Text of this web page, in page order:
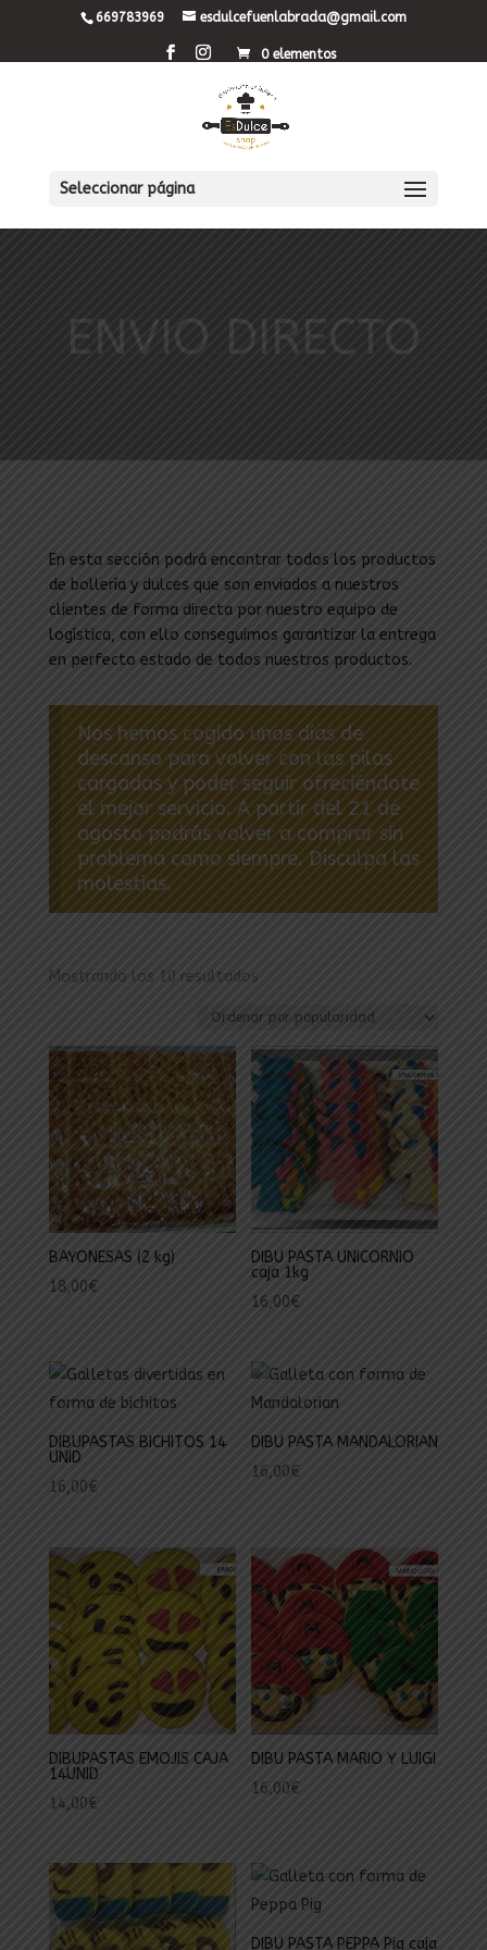
669783969 esdulcefuenlabrada@gmail.com
0 elementos
Seleccionar página
ENVIO DIRECTO
En esta sección podrá encontrar todos los productos
de bollería y dulces que son enviados a nuestros
clientes de forma directa por nuestro equipo de
logística, con ello conseguimos garantizar la entrega
en perfecto estado de todos nuestros productos.
Nos hemos cogido unos días de
descanso para volver con las pilas
cargadas y poder seguir ofreciéndote
el mejor servicio. A partir del 21 de
agosto podrás volver a comprar sin
problema como siempre. Disculpa las
molestias.
Mostrando los 10 resultadosOrdenado
popularidad
BAYONESAS (2 kg)
18,00€
DIBU PASTA UNICORNIO
caja 1kg
16,00€
DIBUPASTAS BICHITOS 14
UNID
16,00€
DIBU PASTA MANDALORIAN
16,00€
DIBUPASTAS EMOJIS CAJA
14UNID
14,00€
DIBU PASTA MARIO Y LUIGI
16,00€
DIBU PASTA PEPPA Pig caja